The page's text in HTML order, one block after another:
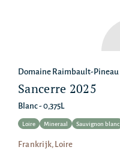
Domaine Raimbault-Pineau
Sancerre 2025
Blanc - 0,375L
Loire Mineraal Sauvignon blanc
Frankrijk, Loire